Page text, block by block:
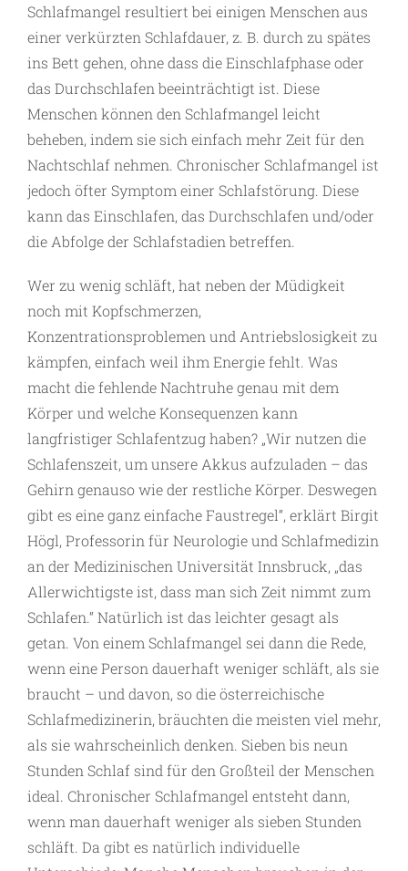
Schlafmangel resultiert bei einigen Menschen aus
einer verkürzten Schlafdauer, z. B. durch zu spätes
ins Bett gehen, ohne dass die Einschlafphase oder
das Durchschlafen beeinträchtigt ist. Diese
Menschen können den Schlafmangel leicht
beheben, indem sie sich einfach mehr Zeit für den
Nachtschlaf nehmen. Chronischer Schlafmangel ist
jedoch öfter Symptom einer Schlafstörung. Diese
kann das Einschlafen, das Durchschlafen und/oder
die Abfolge der Schlafstadien betreffen.
Wer zu wenig schläft, hat neben der Müdigkeit
noch mit Kopfschmerzen,
Konzentrationsproblemen und Antriebslosigkeit zu
kämpfen, einfach weil ihm Energie fehlt. Was
macht die fehlende Nachtruhe genau mit dem
Körper und welche Konsequenzen kann
langfristiger Schlafentzug haben? „Wir nutzen die
Schlafenszeit, um unsere Akkus aufzuladen – das
Gehirn genauso wie der restliche Körper. Deswegen
gibt es eine ganz einfache Faustregel“, erklärt Birgit
Högl, Professorin für Neurologie und Schlafmedizin
an der Medizinischen Universität Innsbruck, „das
Allerwichtigste ist, dass man sich Zeit nimmt zum
Schlafen.“ Natürlich ist das leichter gesagt als
getan. Von einem Schlafmangel sei dann die Rede,
wenn eine Person dauerhaft weniger schläft, als sie
braucht – und davon, so die österreichische
Schlafmedizinerin, bräuchten die meisten viel mehr,
als sie wahrscheinlich denken. Sieben bis neun
Stunden Schlaf sind für den Großteil der Menschen
ideal. Chronischer Schlafmangel entsteht dann,
wenn man dauerhaft weniger als sieben Stunden
schläft. Da gibt es natürlich individuelle